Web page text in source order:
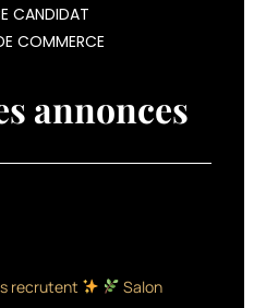
CANDIDAT
COMMERCE
annonces
recrutent
Salon